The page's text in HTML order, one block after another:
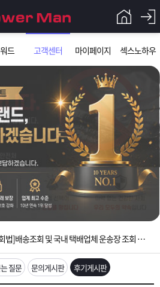
드 고객센터 마이페이지 섹스노하우
입금확인이 안되는 상황을 대비해 꼭 입금후 고객센터 연락바랍니다.
연휴 배송 및 휴무 안내
[운송장번호 조회법]배송조회 및 국내 택배업체 운송장 조회 하는법
고객 앱설치 가능합니다.
질문 문의게시판 후기게시판